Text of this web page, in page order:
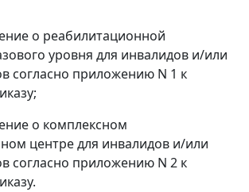
о реабилитационной
уровня для инвалидов и/или
согласно приложению N 1 к
о комплексном
центре для инвалидов и/или
согласно приложению N 2 к